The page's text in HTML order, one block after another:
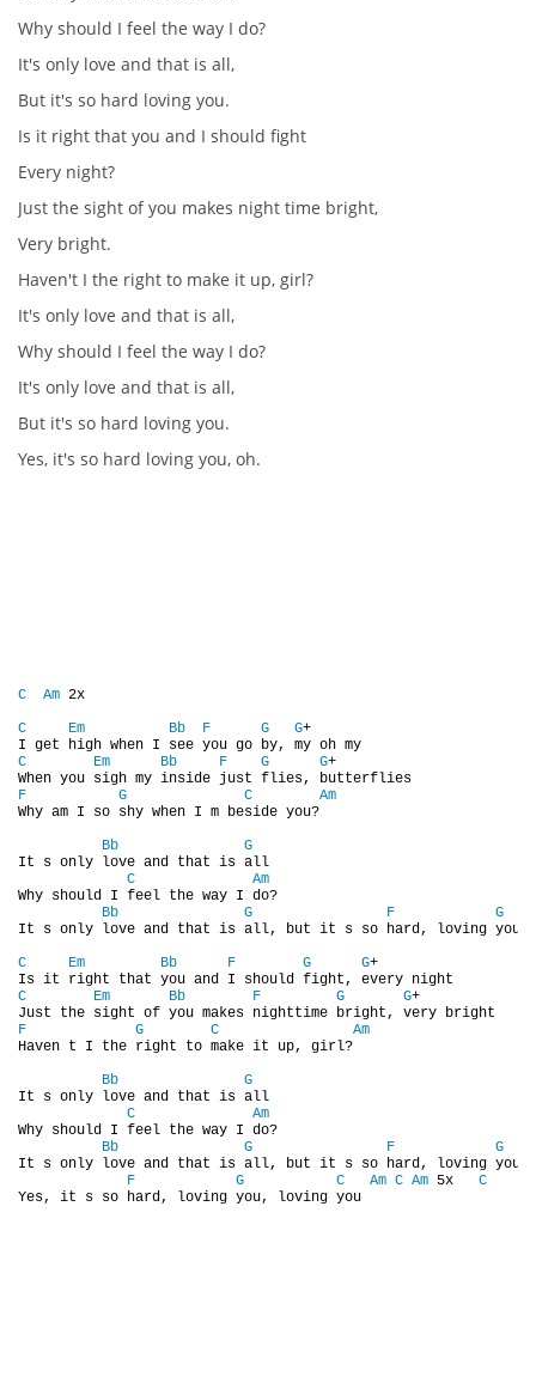
DISKOGRAFIE - ALBA ŘADOVÁ
DISKOGRAFIE - ALBA JINÁ
DISKOGRAFIE - ALBA RARITY
DISKOGRAFIE - ALBA RARITY II
DISKOGRAFIE - BOOTLEGY I
DISKOGRAFIE - BOOTLEGY II
DISKOGRAFIE - BOOTLEGY VI
DISKOGRAFIE - LP ROZHOVORY
NAHRÁVACÍ FREKVENCE
NAHRÁVKY PODLE KÓDU
JOHN LENNON - SINGLY
JOHN LENNON - ALBA
JOHN LENNON - KONCERTY
Why should I feel the way I do?
It's only love and that is all,
But it's so hard loving you.
Is it right that you and I should fight
Every night?
Just the sight of you makes night time bright,
Very bright.
Haven't I the right to make it up, girl?
It's only love and that is all,
Why should I feel the way I do?
It's only love and that is all,
But it's so hard loving you.
Yes, it's so hard loving you, oh.
C Am 2x
C
Em Bb F G G+
C
Em Bb F G G+
F
G C
Am
Why am I so shy when I m beside you?
Bb
G
It s only love and that is all
C
Am
Why should I feel the way I do?
Bb
G F
G
It s only love and that is all, but it s so hard, loving you
C
Em Bb F G G+
C
Em Bb F G G+
F
G C
Am
Haven t I the right to make it up, girl?
Bb
G
It s only love and that is all
C
Am
Why should I feel the way I do?
Bb
G F
G
It s only love and that is all, but it s so hard, loving you
F
G C Am C Am 5x C
Yes, it s so hard, loving you, loving you